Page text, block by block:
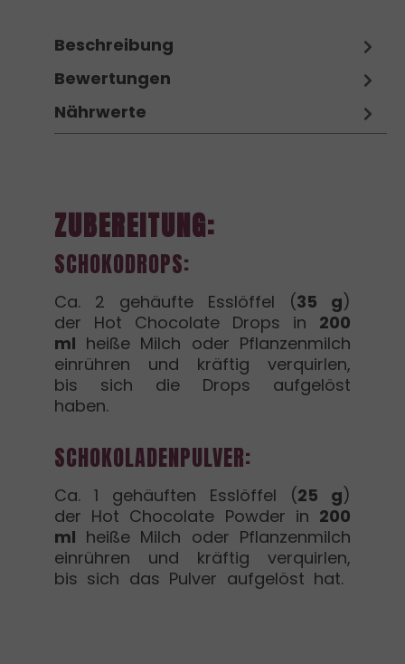
Beschreibung
Bewertungen
Nährwerte
ZUBEREITUNG:
SCHOKODROPS:
Ca. 2 gehäufte Esslöffel (35 g)
der Hot Chocolate Drops in 200
ml heiße Milch oder Pflanzenmilch
einrühren und kräftig verquirlen,
bis sich die Drops aufgelöst
haben.
SCHOKOLADENPULVER:
Ca. 1 gehäuften Esslöffel (25 g)
der Hot Chocolate Powder in 200
ml heiße Milch oder Pflanzenmilch
einrühren und kräftig verquirlen,
bis sich das Pulver aufgelöst hat.